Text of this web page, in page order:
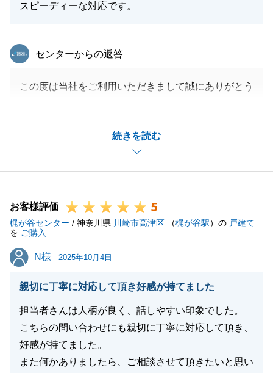
スピーディーな対応です。
続きを読む
東急リバブル
センターからの返答
この度は当社をご利用いただきまして誠にありがとう
様、奥様に各お手続きご協力いただき無事にお取引完
了させていただくことができました。
また何かございましたらお気軽にご相談くださいま
今後とも何卒宜しくお願いいたします。
お客様評価 5
梶が谷センター / 神奈川県 川崎市高津区 （梶が谷駅）の 戸建て
を ご購入
N様
N様 2025年10月4日
親切に丁寧に対応して頂き好感が持てました
担当者さんは人柄が良く、話しやすい印象でした。
こちらの問い合わせにも親切に丁寧に対応して頂き、
好感が持てました。
また何かありましたら、ご相談させて頂きたいと思い